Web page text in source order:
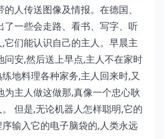
人传送图像及情报。在德国、
了一些会走路、看书、写字、听
它们能认识自己的主人。早晨主
问安,然后送上早点,主人不在家时
地料理各种家务,主人回来时,又
为主人做这做那,真像一个忠心耿
但是,无论机器人怎样聪明,它的
输入它的电子脑袋的,人类永远